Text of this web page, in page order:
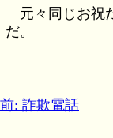
元々同じお祝
だ。
前: 詐欺電話